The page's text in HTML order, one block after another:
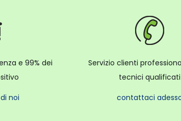
e 99% dei
noi
Servizio clienti
tecnici qualificati
contattaci